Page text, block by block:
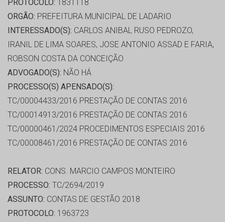
PROTOCOLO: 1831118
ORGÃO: PREFEITURA MUNICIPAL DE LADARIO
INTERESSADO(S): CARLOS ANIBAL RUSO PEDROZO,
IRANIL DE LIMA SOARES, JOSE ANTONIO ASSAD E FARIA,
ROBSON COSTA DA CONCEIÇÃO
ADVOGADO(S): NÃO HÁ
PROCESSO(S) APENSADO(S):
TC/00004433/2016 PRESTAÇÃO DE CONTAS 2016
TC/00014913/2016 PRESTAÇÃO DE CONTAS 2016
TC/00000461/2024 PROCEDIMENTOS ESPECIAIS 2016
TC/00008461/2016 PRESTAÇÃO DE CONTAS 2016
RELATOR: CONS. MARCIO CAMPOS MONTEIRO
PROCESSO: TC/2694/2019
ASSUNTO: CONTAS DE GESTÃO 2018
PROTOCOLO: 1963723